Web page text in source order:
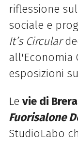
riflessione
sociale e
It’s Circular
all'Economia
esposizioni
Le vie di Brera
Fuorisalone
StudioLabo